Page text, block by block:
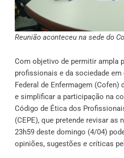
Reunião aconteceu na sede do
Com objetivo de permitir ampla
profissionais e da sociedade em
Federal de Enfermagem (Cofen)
e simplificar a participação na
Código de Ética dos
(CEPE), que pretende revisar as
23h59 deste domingo (4/04)
opiniões, sugestões e críticas